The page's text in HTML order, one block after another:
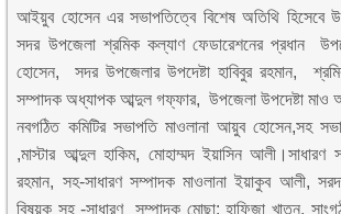
আইয়ুব হোসেন এর সভাপতিত্বে বিশেষ অতিথি হিসেবে
সদর উপজেলা শ্রমিক কল্যাণ ফেডারেশনের প্রধান
হোসেন, সদর উপজেলার উপদেষ্টা হাবিবুর রহমান,
সম্পাদক অধ্যাপক আব্দুল গফ্ফার, উপজেলা উপদেষ্টা মাও
নবগঠিত কমিটির সভাপতি মাওলানা আয়ুব হোসেন,সহ
,মাস্টার আব্দুল হাকিম, মোহাম্মদ ইয়াসিন আলী।সাধারণ
রহমান, সহ-সাধারণ সম্পাদক মাওলানা ইয়াকুব আলী,
বিষয়ক সহ -সাধারণ সম্পাদক মোছা: হাফিজা খাতুন,